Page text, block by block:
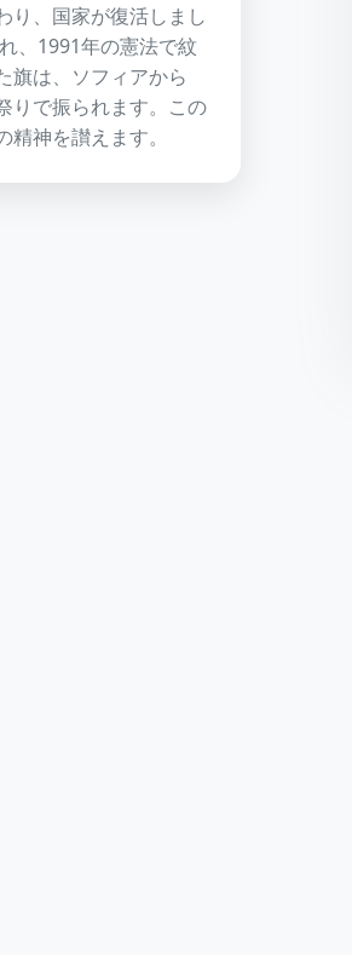
り、国家が復活しまし
、1991年の憲法で紋
旗は、ソフィアから
りで振られます。この
神を讃えます。